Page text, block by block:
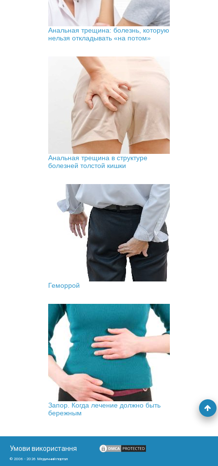
Анальная трещина: болезнь, которую
нельзя откладывать «на потом»
Анальная трещина в структуре
болезней толстой кишки
Геморрой
Запор. Когда лечение должно быть
бережным
Умови використання
© 2006 - 2026 Медичний портал